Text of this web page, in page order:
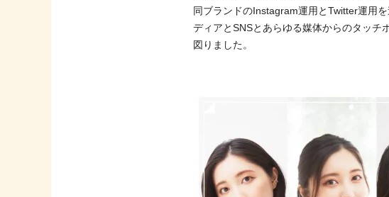
同ブランドのInstagram運用とTwitter運用
ディアとSNSとあらゆる媒体からのタッチ
図りました。